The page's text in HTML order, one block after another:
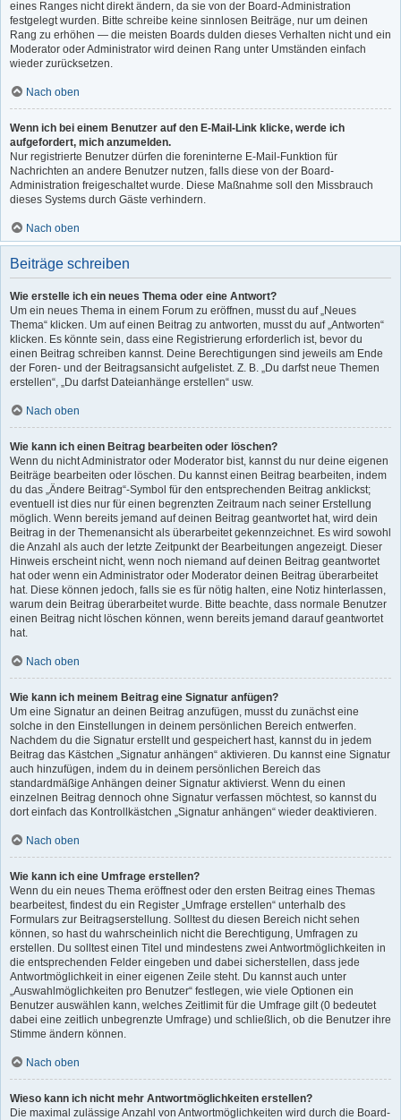
eines Ranges nicht direkt ändern, da sie von der Board-Administration
festgelegt wurden. Bitte schreibe keine sinnlosen Beiträge, nur um deinen
Rang zu erhöhen — die meisten Boards dulden dieses Verhalten nicht und ein
Moderator oder Administrator wird deinen Rang unter Umständen einfach
wieder zurücksetzen.
Nach oben
Wenn ich bei einem Benutzer auf den E-Mail-Link klicke, werde ich
aufgefordert, mich anzumelden.
Nur registrierte Benutzer dürfen die foreninterne E-Mail-Funktion für
Nachrichten an andere Benutzer nutzen, falls diese von der Board-
Administration freigeschaltet wurde. Diese Maßnahme soll den Missbrauch
dieses Systems durch Gäste verhindern.
Nach oben
Beiträge schreiben
Wie erstelle ich ein neues Thema oder eine Antwort?
Um ein neues Thema in einem Forum zu eröffnen, musst du auf „Neues
Thema“ klicken. Um auf einen Beitrag zu antworten, musst du auf „Antworten“
klicken. Es könnte sein, dass eine Registrierung erforderlich ist, bevor du
einen Beitrag schreiben kannst. Deine Berechtigungen sind jeweils am Ende
der Foren- und der Beitragsansicht aufgelistet. Z. B. „Du darfst neue Themen
erstellen“, „Du darfst Dateianhänge erstellen“ usw.
Nach oben
Wie kann ich einen Beitrag bearbeiten oder löschen?
Wenn du nicht Administrator oder Moderator bist, kannst du nur deine eigenen
Beiträge bearbeiten oder löschen. Du kannst einen Beitrag bearbeiten, indem
du das „Ändere Beitrag“-Symbol für den entsprechenden Beitrag anklickst;
eventuell ist dies nur für einen begrenzten Zeitraum nach seiner Erstellung
möglich. Wenn bereits jemand auf deinen Beitrag geantwortet hat, wird dein
Beitrag in der Themenansicht als überarbeitet gekennzeichnet. Es wird sowohl
die Anzahl als auch der letzte Zeitpunkt der Bearbeitungen angezeigt. Dieser
Hinweis erscheint nicht, wenn noch niemand auf deinen Beitrag geantwortet
hat oder wenn ein Administrator oder Moderator deinen Beitrag überarbeitet
hat. Diese können jedoch, falls sie es für nötig halten, eine Notiz hinterlassen,
warum dein Beitrag überarbeitet wurde. Bitte beachte, dass normale Benutzer
einen Beitrag nicht löschen können, wenn bereits jemand darauf geantwortet
hat.
Nach oben
Wie kann ich meinem Beitrag eine Signatur anfügen?
Um eine Signatur an deinen Beitrag anzufügen, musst du zunächst eine
solche in den Einstellungen in deinem persönlichen Bereich entwerfen.
Nachdem du die Signatur erstellt und gespeichert hast, kannst du in jedem
Beitrag das Kästchen „Signatur anhängen“ aktivieren. Du kannst eine Signatur
auch hinzufügen, indem du in deinem persönlichen Bereich das
standardmäßige Anhängen deiner Signatur aktivierst. Wenn du einen
einzelnen Beitrag dennoch ohne Signatur verfassen möchtest, so kannst du
dort einfach das Kontrollkästchen „Signatur anhängen“ wieder deaktivieren.
Nach oben
Wie kann ich eine Umfrage erstellen?
Wenn du ein neues Thema eröffnest oder den ersten Beitrag eines Themas
bearbeitest, findest du ein Register „Umfrage erstellen“ unterhalb des
Formulars zur Beitragserstellung. Solltest du diesen Bereich nicht sehen
können, so hast du wahrscheinlich nicht die Berechtigung, Umfragen zu
erstellen. Du solltest einen Titel und mindestens zwei Antwortmöglichkeiten in
die entsprechenden Felder eingeben und dabei sicherstellen, dass jede
Antwortmöglichkeit in einer eigenen Zeile steht. Du kannst auch unter
„Auswahlmöglichkeiten pro Benutzer“ festlegen, wie viele Optionen ein
Benutzer auswählen kann, welches Zeitlimit für die Umfrage gilt (0 bedeutet
dabei eine zeitlich unbegrenzte Umfrage) und schließlich, ob die Benutzer ihre
Stimme ändern können.
Nach oben
Wieso kann ich nicht mehr Antwortmöglichkeiten erstellen?
Die maximal zulässige Anzahl von Antwortmöglichkeiten wird durch die Board-